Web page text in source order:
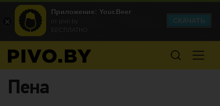
Пена
Приложение: Your.Beer
от pivo.by
БЕСПЛАТНО
СКАЧАТЬ